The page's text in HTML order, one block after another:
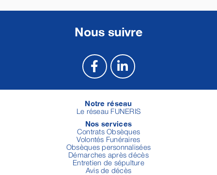
Nous suivre
Notre réseau
Le réseau FUNERIS
Nos services
Contrats Obsèques
Volontés Funéraires
Obsèques personnalisées
Démarches après décès
Entretien de sépulture
Avis de décès